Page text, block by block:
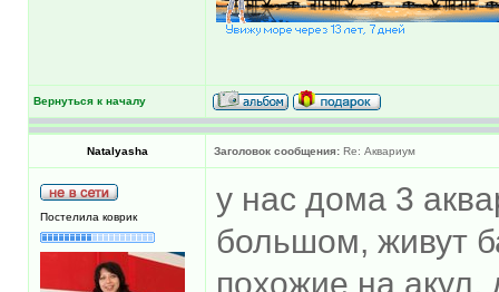
Вернуться к началу
Natalyasha Заголовок сообщения: Re: Аквариум
Постелила коврик
у нас дома 3
большом, живут
похожие на акул,